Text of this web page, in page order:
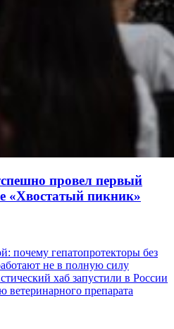
провел первый
«Хвостатый пикник»
почему гепатопротекторы без
не в полную силу
хаб запустили в России
препарата